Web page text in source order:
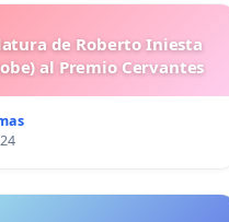
de Roberto Iniesta
al Premio Cervantes